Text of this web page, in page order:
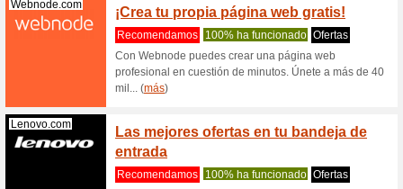
reseñas
(más)